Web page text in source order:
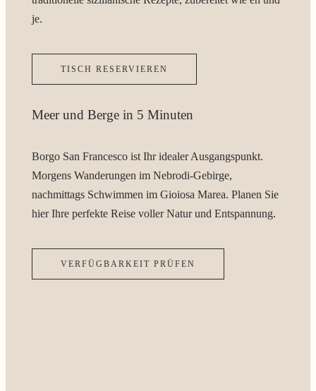
je.
TISCH RESERVIEREN
Meer und Berge in 5 Minuten
Borgo San Francesco ist Ihr idealer Ausgangspunkt.
Morgens Wanderungen im Nebrodi-Gebirge,
nachmittags Schwimmen im Gioiosa Marea. Planen Sie
hier Ihre perfekte Reise voller Natur und Entspannung.
VERFÜGBARKEIT PRÜFEN